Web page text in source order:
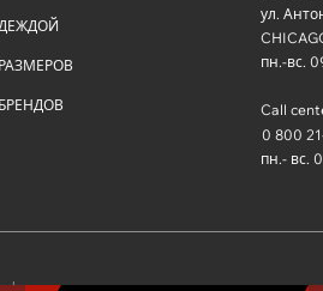
ул.
пн.-вс.
Call
0 800
пн.- вс.